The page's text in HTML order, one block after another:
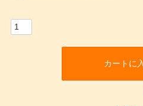
カートに